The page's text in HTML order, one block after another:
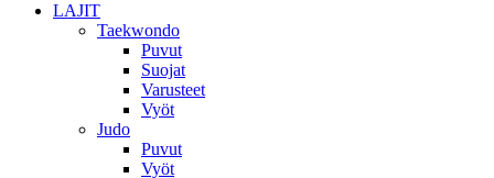
LAJIT
Taekwondo
Puvut
Suojat
Varusteet
Vyöt
Judo
Puvut
Vyöt